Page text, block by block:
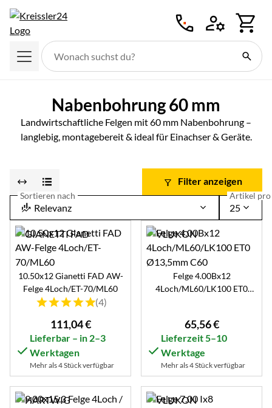
Nabenbohrung 60 mm
Landwirtschaftliche Felgen mit 60 mm Nabenbohrung –
langlebig, montagebereit & ideal für Einachser & Geräte.
Filter anzeigen
Sortieren nach
Relevanz
Artikel pro
25
10.50x12 Gianetti FAD AW-
Felge 4Loch/ET-70/ML60
Bewertung: 5 von 5 (4 Bewertungen)
(4)
111,04€
Lieferbar – in 2–3
Werktagen
Mehr als 4 Stück verfügbar
Felge 4.00Bx12
4Loch/ML60/LK100 ET0
65,56€
Lieferzeit 5–10
Werktage
Mehr als 4 Stück verfügbar